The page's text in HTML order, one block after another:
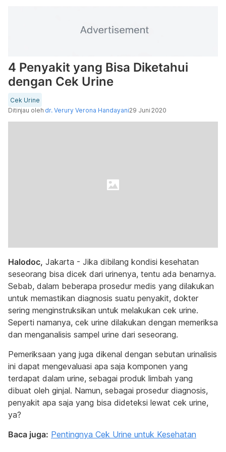
4 Penyakit yang Bisa Diketahui
dengan Cek Urine
Cek Urine
Ditinjau oleh dr. Verury Verona Handayani29 Juni 2020
Halodoc, Jakarta - Jika dibilang kondisi kesehatan
seseorang bisa dicek dari urinenya, tentu ada benarnya.
Sebab, dalam beberapa prosedur medis yang dilakukan
untuk memastikan diagnosis suatu penyakit, dokter
sering menginstruksikan untuk melakukan cek urine.
Seperti namanya, cek urine dilakukan dengan memeriksa
dan menganalisis sampel urine dari seseorang.
Pemeriksaan yang juga dikenal dengan sebutan urinalisis
ini dapat mengevaluasi apa saja komponen yang
terdapat dalam urine, sebagai produk limbah yang
dibuat oleh ginjal. Namun, sebagai prosedur diagnosis,
penyakit apa saja yang bisa dideteksi lewat cek urine,
ya?
Baca juga: Pentingnya Cek Urine untuk Kesehatan